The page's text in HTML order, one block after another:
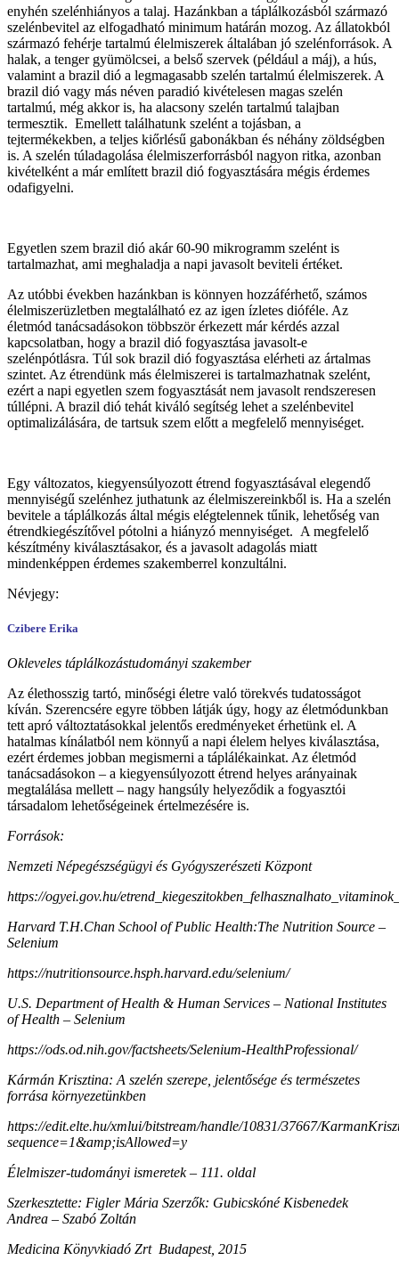
enyhén szelénhiányos a talaj. Hazánkban a táplálkozásból származó
szelénbevitel az elfogadható minimum határán mozog. Az állatokból
származó fehérje tartalmú élelmiszerek általában jó szelénforrások. A
halak, a tenger gyümölcsei, a belső szervek (például a máj), a hús,
valamint a brazil dió a legmagasabb szelén tartalmú élelmiszerek. A
brazil dió vagy más néven paradió kivételesen magas szelén
tartalmú, még akkor is, ha alacsony szelén tartalmú talajban
termesztik. Emellett találhatunk szelént a tojásban, a
tejtermékekben, a teljes kiőrlésű gabonákban és néhány zöldségben
is. A szelén túladagolása élelmiszerforrásból nagyon ritka, azonban
kivételként a már említett brazil dió fogyasztására mégis érdemes
odafigyelni.
Egyetlen szem brazil dió akár 60-90 mikrogramm szelént is
tartalmazhat, ami meghaladja a napi javasolt beviteli értéket.
Az utóbbi években hazánkban is könnyen hozzáférhető, számos
élelmiszerüzletben megtalálható ez az igen ízletes dióféle. Az
életmód tanácsadásokon többször érkezett már kérdés azzal
kapcsolatban, hogy a brazil dió fogyasztása javasolt-e
szelénpótlásra. Túl sok brazil dió fogyasztása elérheti az ártalmas
szintet. Az étrendünk más élelmiszerei is tartalmazhatnak szelént,
ezért a napi egyetlen szem fogyasztását nem javasolt rendszeresen
túllépni. A brazil dió tehát kiváló segítség lehet a szelénbevitel
optimalizálására, de tartsuk szem előtt a megfelelő mennyiséget.
Egy változatos, kiegyensúlyozott étrend fogyasztásával elegendő
mennyiségű szelénhez juthatunk az élelmiszereinkből is. Ha a szelén
bevitele a táplálkozás által mégis elégtelennek tűnik, lehetőség van
étrendkiegészítővel pótolni a hiányzó mennyiséget. A megfelelő
készítmény kiválasztásakor, és a javasolt adagolás miatt
mindenképpen érdemes szakemberrel konzultálni.
Névjegy:
Czibere Erika
Okleveles táplálkozástudományi szakember
Az élethosszig tartó, minőségi életre való törekvés tudatosságot
kíván. Szerencsére egyre többen látják úgy, hogy az életmódunkban
tett apró változtatásokkal jelentős eredményeket érhetünk el. A
hatalmas kínálatból nem könnyű a napi élelem helyes kiválasztása,
ezért érdemes jobban megismerni a táplálékainkat. Az életmód
tanácsadásokon – a kiegyensúlyozott étrend helyes arányainak
megtalálása mellett – nagy hangsúly helyeződik a fogyasztói
társadalom lehetőségeinek értelmezésére is.
Források:
Nemzeti Népegészségügyi és Gyógyszerészeti Központ
https://ogyei.gov.hu/
Harvard T.H.Chan School of Public Health:The Nutrition Source –
Selenium
https://nutritionsource.hsph.harvard.edu/selenium/
U.S. Department of Health & Human Services – National Institutes
of Health – Selenium
https://ods.od.nih.gov/factsheets/Selenium-HealthProfessional/
Kármán Krisztina: A szelén szerepe, jelentősége és természetes
forrása környezetünkben
https://edit.elte.hu/xmlui/bitstream/handle/10831/37667/
sequence=1&amp;isAllowed=y
Élelmiszer-tudományi ismeretek – 111. oldal
Szerkesztette: Figler Mária Szerzők: Gubicskóné Kisbenedek
Andrea – Szabó Zoltán
Medicina Könyvkiadó Zrt Budapest, 2015